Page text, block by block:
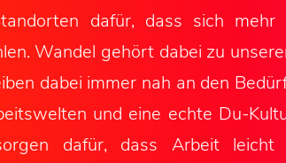
dafür, dass sich mehr
Wandel gehört dabei zu
dabei immer nah an den
und eine echte Du-
dafür, dass Arbeit leicht